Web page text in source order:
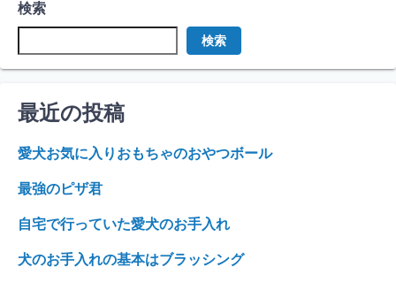
ビ
ゲ
シ
ョ
ン
検索
検索
最近の投稿
愛犬お気に入りおもちゃのおやつボール
最強のピザ君
自宅で行っていた愛犬のお手入れ
犬のお手入れの基本はブラッシング